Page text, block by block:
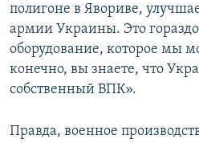
полигоне в Явориве,
армии Украины. Это
оборудование, которое мы
конечно, вы знаете, что
собственный ВПК».
Правда, военное